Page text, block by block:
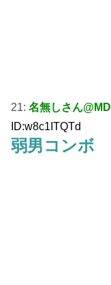
21: 名無しさん@MD
ID:w8c1ITQTd
弱男コンボ